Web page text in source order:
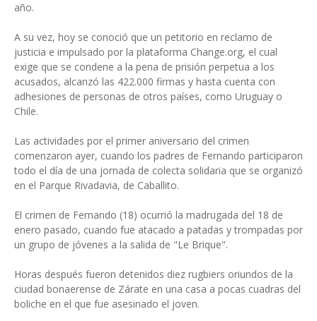
año.
A su vez, hoy se conoció que un petitorio en reclamo de
justicia e impulsado por la plataforma Change.org, el cual
exige que se condene a la pena de prisión perpetua a los
acusados, alcanzó las 422.000 firmas y hasta cuenta con
adhesiones de personas de otros países, como Uruguay o
Chile.
Las actividades por el primer aniversario del crimen
comenzaron ayer, cuando los padres de Fernando participaron
todo el día de una jornada de colecta solidaria que se organizó
en el Parque Rivadavia, de Caballito.
El crimen de Fernando (18) ocurrió la madrugada del 18 de
enero pasado, cuando fue atacado a patadas y trompadas por
un grupo de jóvenes a la salida de "Le Brique".
Horas después fueron detenidos diez rugbiers oriundos de la
ciudad bonaerense de Zárate en una casa a pocas cuadras del
boliche en el que fue asesinado el joven.